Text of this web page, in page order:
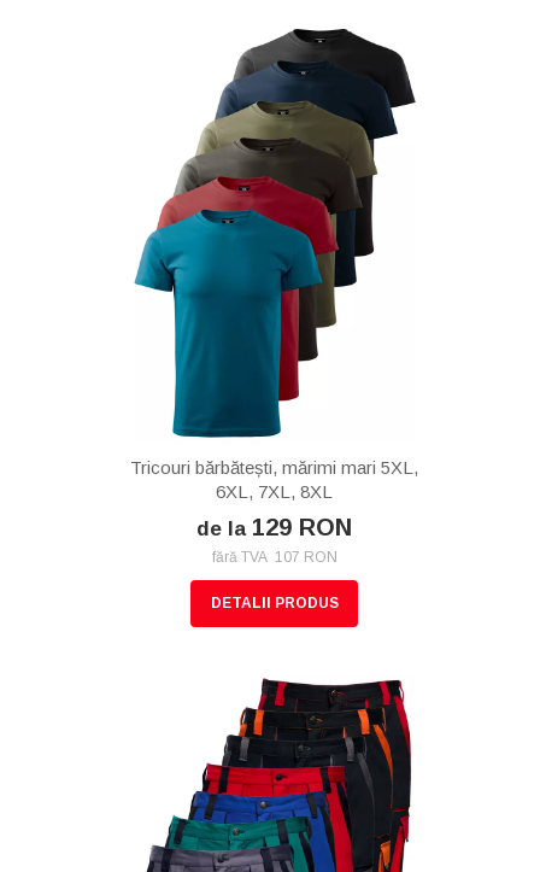
Tricouri bărbătești, mărimi mari 5XL,
6XL, 7XL, 8XL
de la 129 RON
fără TVA 107 RON
DETALII PRODUS